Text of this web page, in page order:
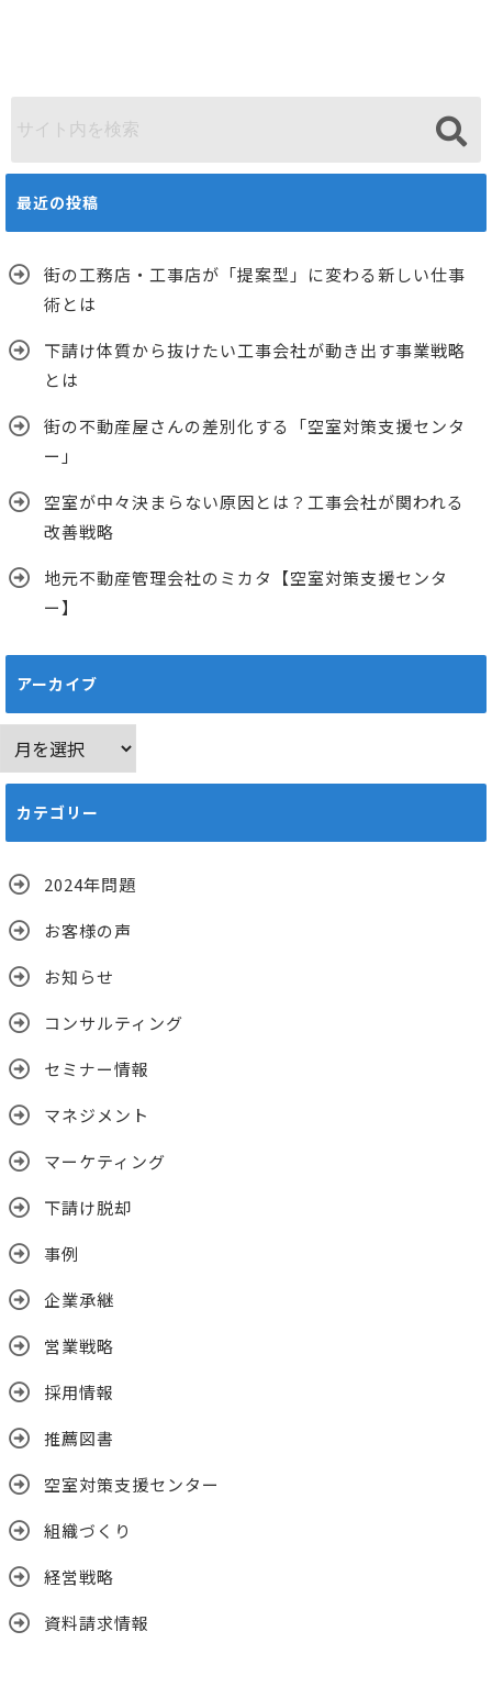
最近の投稿
街の工務店・工事店が「提案型」に変わる新しい仕事
術とは
下請け体質から抜けたい工事会社が動き出す事業戦略
とは
街の不動産屋さんの差別化する「空室対策支援センタ
ー」
空室が中々決まらない原因とは？工事会社が関われる
改善戦略
地元不動産管理会社のミカタ【空室対策支援センタ
ー】
アーカイブ
ー
カ
ブ
カテゴリー
2024年問題
お客様の声
お知らせ
コンサルティング
セミナー情報
マネジメント
マーケティング
下請け脱却
事例
企業承継
営業戦略
採用情報
推薦図書
空室対策支援センター
組織づくり
経営戦略
資料請求情報